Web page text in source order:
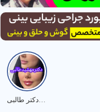
نمونه کارهای دکتر طالبی